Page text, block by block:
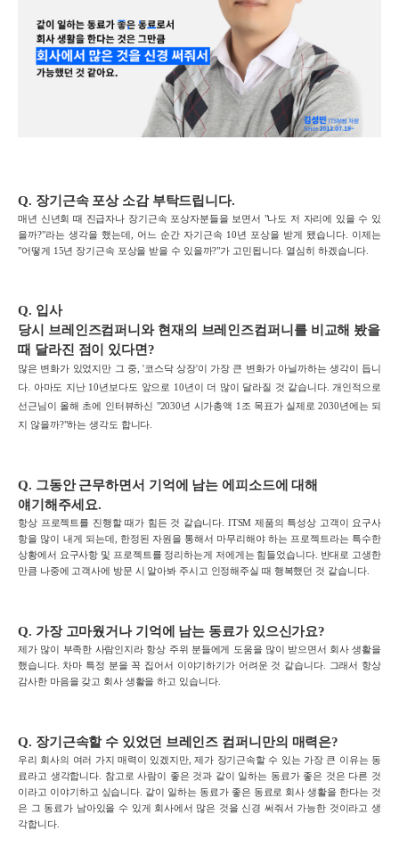
Q. 장기근속 포상 소감 부탁드립니다.
매년 신년회 때 진급자나 장기근속 포상자분들을 보면서 "나도 저 자리에 있을 수 있
을까?"라는 생각을 했는데, 어느 순간 자기근속 10년 포상을 받게 됐습니다. 이제는
"어떻게 15년 장기근속 포상을 받을 수 있을까?"가 고민됩니다. 열심히 하겠습니다.
Q. 입사
당시
브레인즈컴퍼니와 현재의 브레인즈컴퍼니를 비교해 봤을
때 달라진 점이 있다면 ?
많은 변화가 있었지만 그 중, '코스닥 상장'이 가장 큰 변화가 아닐까하는 생각이 듭니
다. 아마도 지난 10년보다도 앞으로 10년이 더 많이 달라질 것 같습니다. 개인적으로
선근님이 올해 초에 인터뷰하신 "2030년 시가총액 1조 목표가 실제로 2030년에는 되
지 않을까?"하는 생각도 합니다.
Q. 그동안 근무하면서 기억에 남는 에피소드에 대해
얘기해주세요.
항상 프로젝트를 진행할 때가 힘든 것 같습니다. ITSM 제품의 특성상 고객이 요구사
항을 많이 내게 되는데, 한정된 자원을 통해서 마무리해야 하는 프로젝트라는 특수한
상황에서 요구사항 및 프로젝트를 정리하는게 저에게는 힘들었습니다. 반대로 고생한
만큼 나중에 고객사에 방문 시 알아봐 주시고 인정해주실 때 행복했던 것 같습니다.
Q. 가장 고마웠거나 기억에 남는 동료가 있으신가요?
제가 많이 부족한 사람인지라 항상 주위 분들에게 도움을 많이 받으면서 회사 생활을
했습니다. 차마 특정 분을 꼭 집어서 이야기하기가 어려운 것 같습니다. 그래서 항상
감사한 마음을 갖고 회사 생활을 하고 있습니다.
Q. 장기근속할 수 있었던 브레인즈 컴퍼니만의 매력은?
우리 회사의 여러 가지 매력이 있겠지만, 제가 장기근속할 수 있는 가장 큰 이유는 동
료라고 생각합니다. 참고로 사람이 좋은 것과 같이 일하는 동료가 좋은 것은 다른 것
이라고 이야기하고 싶습니다. 같이 일하는 동료가 좋은 동료로 회사 생활을 한다는 것
은 그 동료가 남아있을 수 있게 회사에서 많은 것을 신경 써줘서 가능한 것이라고 생
각합니다.